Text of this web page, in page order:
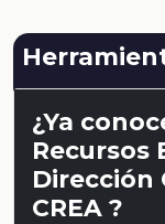
¿Ya
Recursos
Dirección
CREA ?